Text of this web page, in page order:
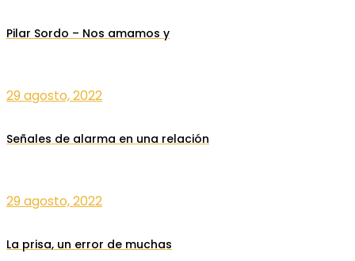
Pilar Sordo – Nos amamos y
29 agosto, 2022
Señales de alarma en una relación
29 agosto, 2022
La prisa, un error de muchas